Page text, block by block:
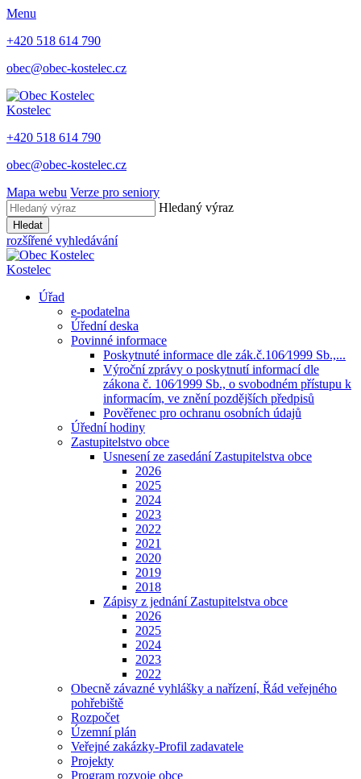
Menu
+420 518 614 790
obec@obec-kostelec.cz
Kostelec
+420 518 614 790
obec@obec-kostelec.cz
Mapa webu Verze pro seniory
Hledaný výraz
Hledat
rozšířené vyhledávání
Kostelec
Úřad
e-podatelna
Úřední deska
Povinné informace
Poskytnuté informace dle zák.č.106⁄1999 Sb.,...
Výroční zprávy o poskytnutí informací dle
zákona č. 106⁄1999 Sb., o svobodném přístupu k
informacím, ve znění pozdějších předpisů
Pověřenec pro ochranu osobních údajů
Úřední hodiny
Zastupitelstvo obce
Usnesení ze zasedání Zastupitelstva obce
2026
2025
2024
2023
2022
2021
2020
2019
2018
Zápisy z jednání Zastupitelstva obce
2026
2025
2024
2023
2022
Obecně závazné vyhlášky a nařízení, Řád veřejného
pohřebiště
Rozpočet
Územní plán
Veřejné zakázky-Profil zadavatele
Projekty
Program rozvoje obce